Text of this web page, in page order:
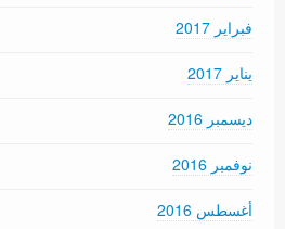
فبراير 2017
يناير 2017
ديسمبر 2016
نوفمبر 2016
أغسطس 2016